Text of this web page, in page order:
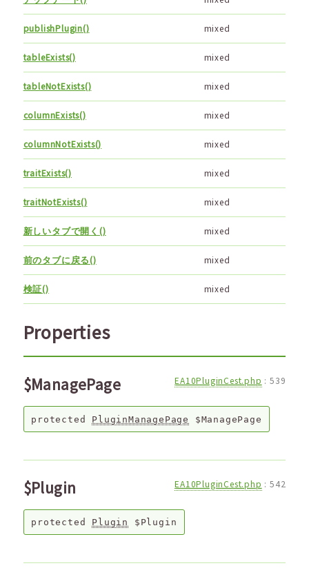
publishPlugin() mixed
tableExists() mixed
tableNotExists() mixed
columnExists() mixed
columnNotExists() mixed
traitExists() mixed
traitNotExists() mixed
新しいタブで開く() mixed
前のタブに戻る() mixed
検証() mixed
Properties
$ManagePage EA10PluginCest.php : 539
protected PluginManagePage $ManagePage
$Plugin EA10PluginCest.php : 542
protected Plugin $Plugin